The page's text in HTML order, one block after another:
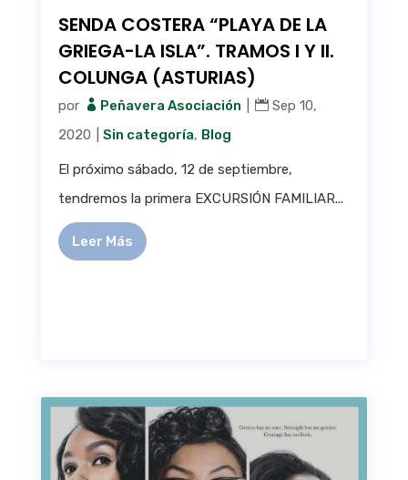
SENDA COSTERA “PLAYA DE LA
GRIEGA-LA ISLA”. TRAMOS I Y II.
COLUNGA (ASTURIAS)
por Peñavera Asociación
Sep 10,
2020
Sin categoría, Blog
El próximo sábado, 12 de septiembre,
tendremos la primera EXCURSIÓN FAMILIAR...
Leer Más